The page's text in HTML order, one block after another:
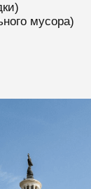
мусора)